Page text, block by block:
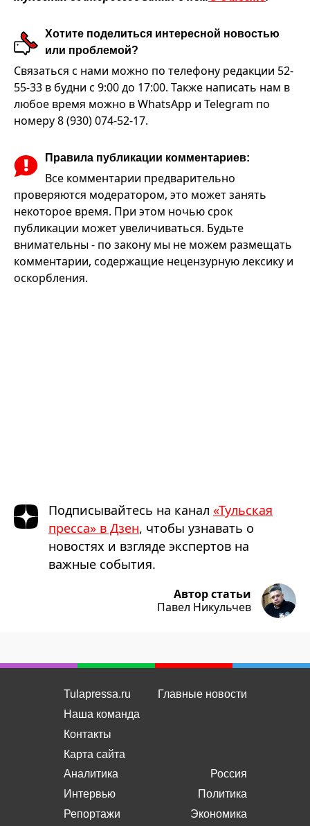
Хотите поделиться интересной новостью
или проблемой?
Связаться с нами можно по телефону редакции 52-
55-33 в будни с 9:00 до 17:00. Также написать нам в
любое время можно в WhatsApp и Telegram по
номеру 8 (930) 074-52-17.
Правила публикации комментариев:
Все комментарии предварительно
проверяются модератором, это может занять
некоторое время. При этом ночью срок
публикации может увеличиваться. Будьте
внимательны - по закону мы не можем размещать
комментарии, содержащие нецензурную лексику и
оскорбления.
Подписывайтесь на канал «Тульская
пресса» в Дзен, чтобы узнавать о
новостях и взгляде экспертов на
важные события.
Автор статьи
Павел Никульчев
Tulapressa.ru
Наша команда
Контакты
Карта сайта
Главные новости
Аналитика
Интервью
Репортажи
Россия
Политика
Экономика